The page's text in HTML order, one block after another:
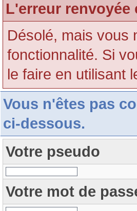
L'erreur renvoyée
Désolé, mais vous
fonctionnalité. Si
le faire en utilisant
Vous n'êtes pas
ci-dessous.
Votre pseudo
Votre mot de